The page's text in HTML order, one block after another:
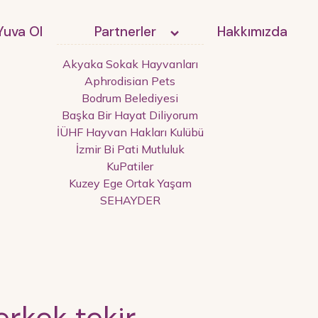
Ol Partnerler
Akyaka Sokak Hayvanları
Aphrodisian Pets
Bodrum Belediyesi
Başka Bir Hayat Diliyorum
İÜHF Hayvan Hakları Kulübü
İzmir Bi Pati Mutluluk
KuPatiler
Kuzey Ege Ortak Yaşam
SEHAYDER
Hakkımızda